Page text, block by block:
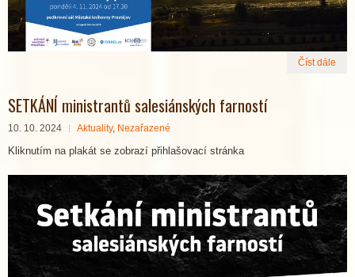
Číst dále
SETKÁNÍ ministrantů salesiánských farností
10. 10. 2024 Aktuality, Nezařazené
Kliknutím na plakát se zobrazí přihlašovací stránka